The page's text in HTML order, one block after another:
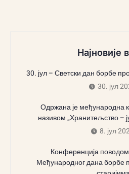
Најновије
30. јул – Светски дан борбе
30. јул
Одржана је међународна
називом „Хранитељство –
8. јул
Конференција
Међународног дана борбе